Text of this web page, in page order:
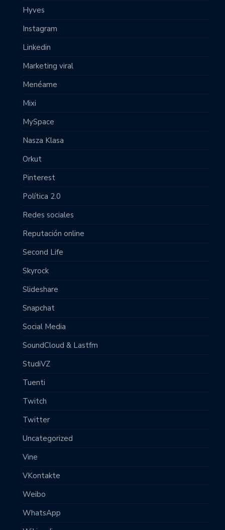
Hyves
Instagram
Linkedin
Marketing viral
Menéame
Mixi
MySpace
Nasza Klasa
Orkut
Pinterest
Política 2.0
Redes sociales
Reputación online
Second Life
Skyrock
Slideshare
Snapchat
Social Media
SoundCloud & Lastfm
StudiVZ
Tuenti
Twitch
Twitter
Uncategorized
Vine
VKontakte
Weibo
WhatsApp